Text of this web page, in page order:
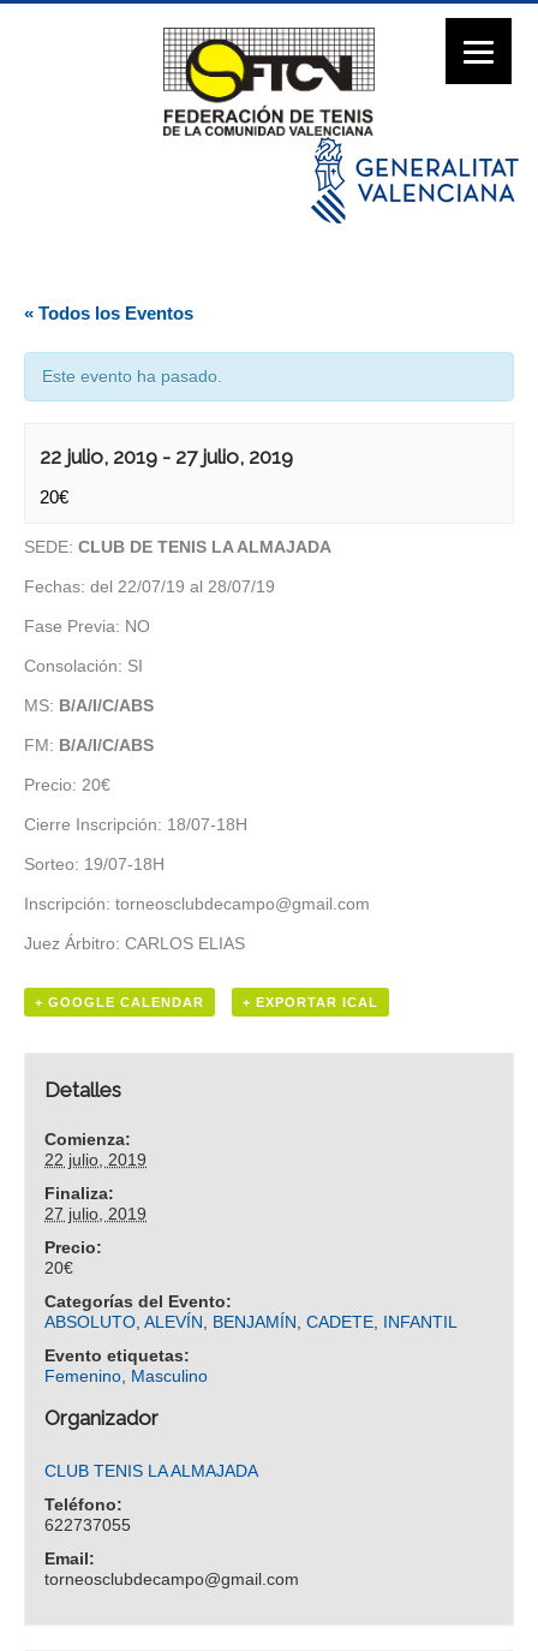
« Todos los Eventos
Este evento ha pasado.
22 julio, 2019 - 27 julio, 2019
20€
SEDE: CLUB DE TENIS LA ALMAJADA
Fechas: del 22/07/19 al 28/07/19
Fase Previa: NO
Consolación: SI
MS: B/A/I/C/ABS
FM: B/A/I/C/ABS
Precio: 20€
Cierre Inscripción: 18/07-18H
Sorteo: 19/07-18H
Inscripción: torneosclubdecampo@gmail.com
Juez Árbitro: CARLOS ELIAS
+ GOOGLE CALENDAR + EXPORTAR ICAL
Detalles
Comienza:
22 julio, 2019
Finaliza:
27 julio, 2019
Precio:
20€
Categorías del Evento:
ABSOLUTO,ALEVÍN, BENJAMÍN,CADETE, INFANTIL
Evento etiquetas:
Femenino, Masculino
Organizador
CLUB TENIS LA ALMAJADA
Teléfono:
622737055
Email:
torneosclubdecampo@gmail.com